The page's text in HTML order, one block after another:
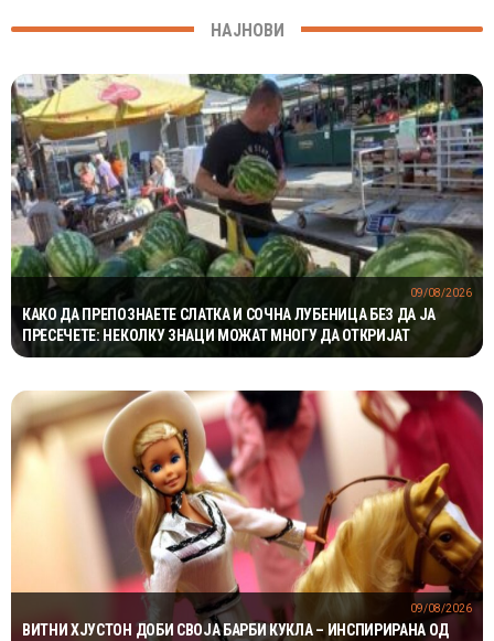
НАЈНОВИ
КАКО ДА ПРЕПОЗНАЕТЕ СЛАТКА И СОЧНА ЛУБЕНИЦА БЕЗ ДА ЈА
ПРЕСЕЧЕТЕ: НЕКОЛКУ ЗНАЦИ МОЖАТ МНОГУ ДА ОТКРИЈАТ
09/08/2026
ВИТНИ ХЈУСТОН ДОБИ СВОЈА БАРБИ КУКЛА – ИНСПИРИРАНА ОД
09/08/2026